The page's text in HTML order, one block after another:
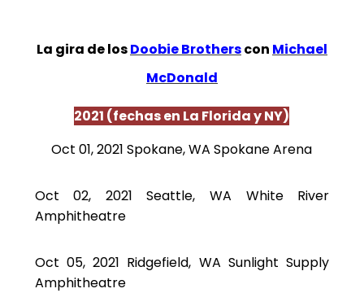
La gira de losDoobie Brotherscon Michael
McDonald
2021 (fechas en La Florida y NY)
Oct 01, 2021 Spokane, WA Spokane Arena
Oct 02, 2021 Seattle, WA White River
Amphitheatre
Oct 05, 2021 Ridgefield, WA Sunlight Supply
Amphitheatre